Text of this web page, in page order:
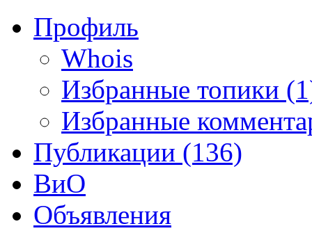
Профиль
Whois
Избранные топики
Избранные
Публикации (136)
ВиО
Объявления